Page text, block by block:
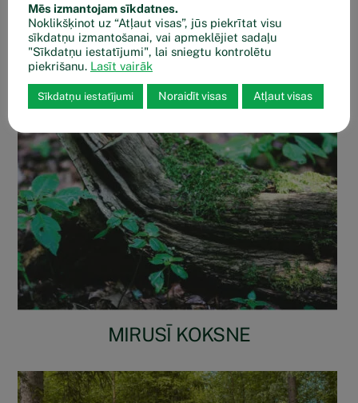
MIRUSĪ KOKSNE
Mēs izmantojam sīkdatnes.
Noklikšķinot uz “Atļaut visas”, jūs piekrītat visu
sīkdatņu izmantošanai, vai apmeklējiet sadaļu
"Sīkdatņu iestatījumi", lai sniegtu kontrolētu
piekrišanu. Lasīt vairāk
Sīkdatņu iestatījumi Noraidīt visas Atļaut visas